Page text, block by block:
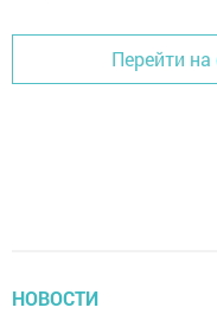
Перейти
НОВОСТИ